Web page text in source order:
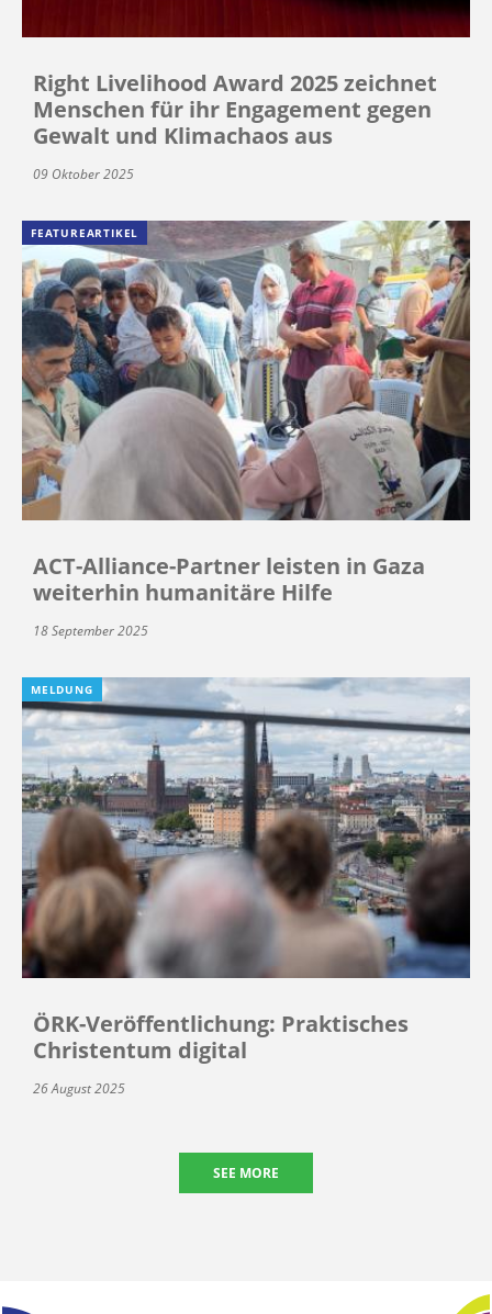
Right Livelihood Award 2025 zeichnet
Menschen für ihr Engagement gegen
Gewalt und Klimachaos aus
09 Oktober 2025
FEATUREARTIKEL
ACT-Alliance-Partner leisten in Gaza
weiterhin humanitäre Hilfe
18 September 2025
MELDUNG
ÖRK-Veröffentlichung: Praktisches
Christentum digital
26 August 2025
SEE MORE